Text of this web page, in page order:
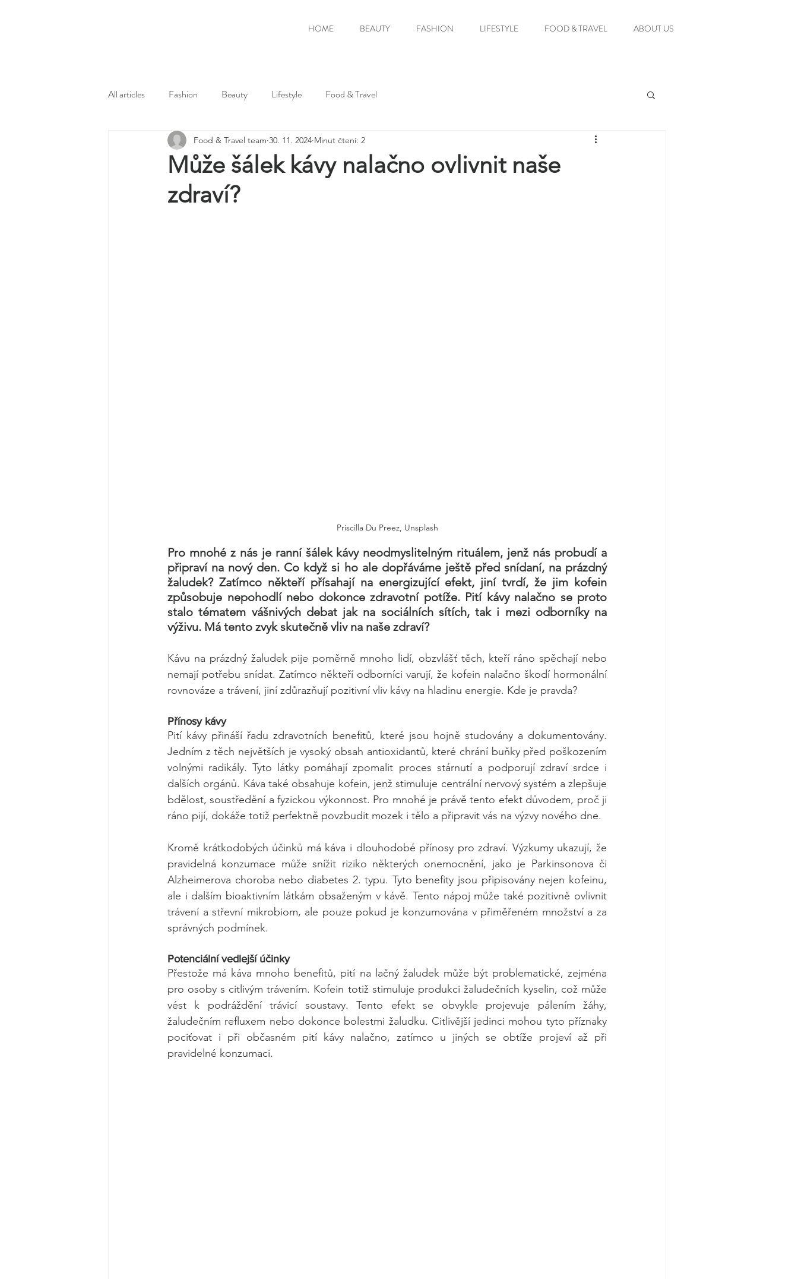
HOME BEAUTY FASHION LIFESTYLE FOOD & TRAVEL ABOUT US
All articles Fashion Beauty Lifestyle Food & Travel
Může šálek kávy nalačno ovlivnit naše
zdraví?
Food & Travel team 30. 11. 2024 Minut čtení: 2
Priscilla Du Preez, Unsplash
Pro mnohé z nás je ranní šálek kávy neodmyslitelným rituálem, jenž nás probudí a
připraví na nový den. Co když si ho ale dopřáváme ještě před snídaní, na prázdný
žaludek? Zatímco někteří přísahají na energizující efekt, jiní tvrdí, že jim kofein
způsobuje nepohodlí nebo dokonce zdravotní potíže. Pití kávy nalačno se proto
stalo tématem vášnivých debat jak na sociálních sítích, tak i mezi odborníky na
výživu. Má tento zvyk skutečně vliv na naše zdraví?
Kávu na prázdný žaludek pije poměrně mnoho lidí, obzvlášť těch, kteří ráno spěchají nebo
nemají potřebu snídat. Zatímco někteří odborníci varují, že kofein nalačno škodí hormonální
rovnováze a trávení, jiní zdůrazňují pozitivní vliv kávy na hladinu energie. Kde je pravda?
Přínosy kávy
Pití kávy přináší řadu zdravotních benefitů, které jsou hojně studovány a dokumentovány.
Jedním z těch největších je vysoký obsah antioxidantů, které chrání buňky před poškozením
volnými radikály. Tyto látky pomáhají zpomalit proces stárnutí a podporují zdraví srdce i
dalších orgánů. Káva také obsahuje kofein, jenž stimuluje centrální nervový systém a zlepšuje
bdělost, soustředění a fyzickou výkonnost. Pro mnohé je právě tento efekt důvodem, proč ji
ráno pijí, dokáže totiž perfektně povzbudit mozek i tělo a připravit vás na výzvy nového dne.
Kromě krátkodobých účinků má káva i dlouhodobé přínosy pro zdraví. Výzkumy ukazují, že
pravidelná konzumace může snížit riziko některých onemocnění, jako je Parkinsonova či
Alzheimerova choroba nebo diabetes 2. typu. Tyto benefity jsou připisovány nejen kofeinu,
ale i dalším bioaktivním látkám obsaženým v kávě. Tento nápoj může také pozitivně ovlivnit
trávení a střevní mikrobiom, ale pouze pokud je konzumována v přiměřeném množství a za
správných podmínek.
Potenciální vedlejší účinky
Přestože má káva mnoho benefitů, pití na lačný žaludek může být problematické, zejména
pro osoby s citlivým trávením. Kofein totiž stimuluje produkci žaludečních kyselin, což může
vést k podráždění trávicí soustavy. Tento efekt se obvykle projevuje pálením žáhy,
žaludečním refluxem nebo dokonce bolestmi žaludku. Citlivější jedinci mohou tyto příznaky
pociťovat i při občasném pití kávy nalačno, zatímco u jiných se obtíže projeví až při
pravidelné konzumaci.